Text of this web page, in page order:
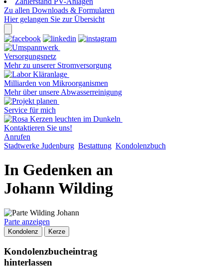
Zu allen Downloads & Formularen
Hier gelangen Sie zur Übersicht
Versorgungsnetz
Mehr zu unserer Stromversorgung
Milliarden von Mikroorganismen
Mehr über unsere Abwasserreinigung
Service für mich
Kontaktieren Sie uns!
Anrufen
Stadtwerke Judenburg Bestattung Kondolenzbuch
In Gedenken an
Johann Wilding
Parte anzeigen
Kondolenz Kerze
Kondolenzbucheintrag
hinterlassen